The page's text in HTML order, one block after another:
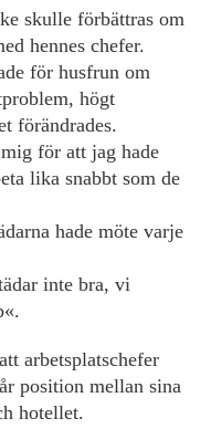
skulle förbättras om
hennes chefer.
för husfrun om
högt
förändrades.
för att jag hade
lika snabbt som de
hade möte varje
inte bra, vi
­arbetsplatschefer
position mellan sina
hotellet.